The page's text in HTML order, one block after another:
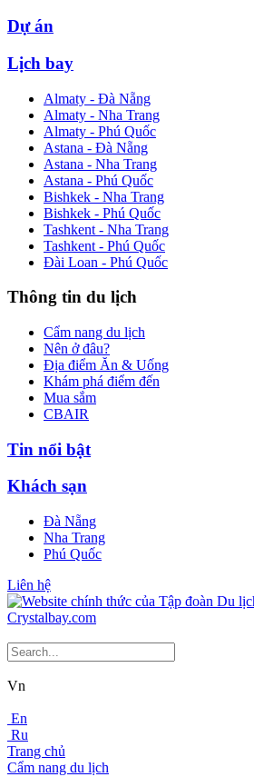
Dự án
Lịch bay
Almaty - Đà Nẵng
Almaty - Nha Trang
Almaty - Phú Quốc
Astana - Đà Nẵng
Astana - Nha Trang
Astana - Phú Quốc
Bishkek - Nha Trang
Bishkek - Phú Quốc
Tashkent - Nha Trang
Tashkent - Phú Quốc
Đài Loan - Phú Quốc
Thông tin du lịch
Cẩm nang du lịch
Nên ở đâu?
Địa điểm Ăn & Uống
Khám phá điểm đến
Mua sắm
CBAIR
Tin nổi bật
Khách sạn
Đà Nẵng
Nha Trang
Phú Quốc
Liên hệ
Vn
En
Ru
Trang chủ
Cẩm nang du lịch